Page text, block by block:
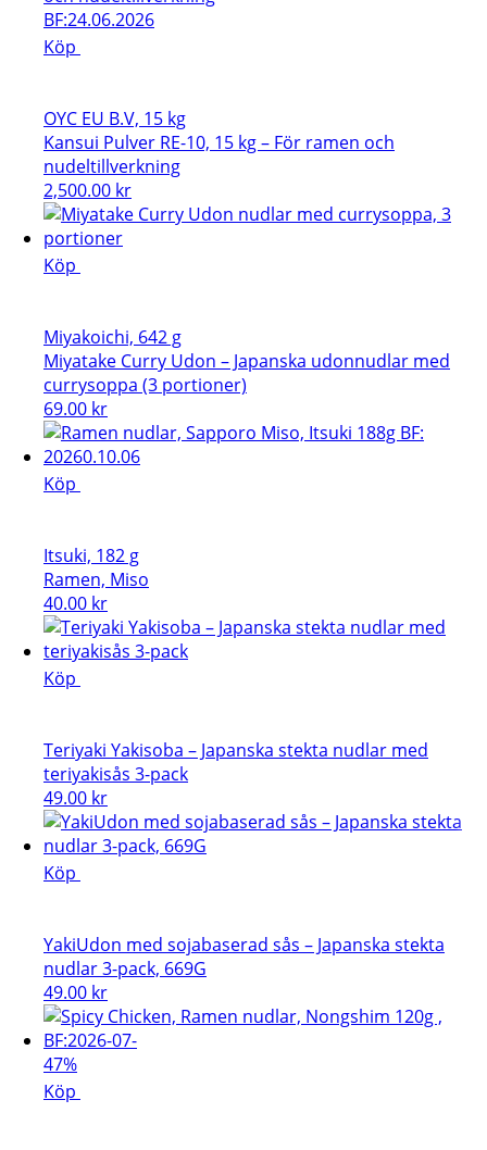
var:
BF:24.06.2026
Köp
OYC EU B.V, 15 kg
Kansui Pulver RE-10, 15 kg – För ramen och
nudeltillverkning
2,500.00 kr
Köp
Miyakoichi, 642 g
Miyatake Curry Udon – Japanska udonnudlar med
currysoppa (3 portioner)
69.00 kr
Köp
Itsuki, 182 g
Ramen, Miso
40.00 kr
Köp
Teriyaki Yakisoba – Japanska stekta nudlar med
teriyakisås 3-pack
49.00 kr
Köp
YakiUdon med sojabaserad sås – Japanska stekta
nudlar 3-pack, 669G
49.00 kr
47%
Köp